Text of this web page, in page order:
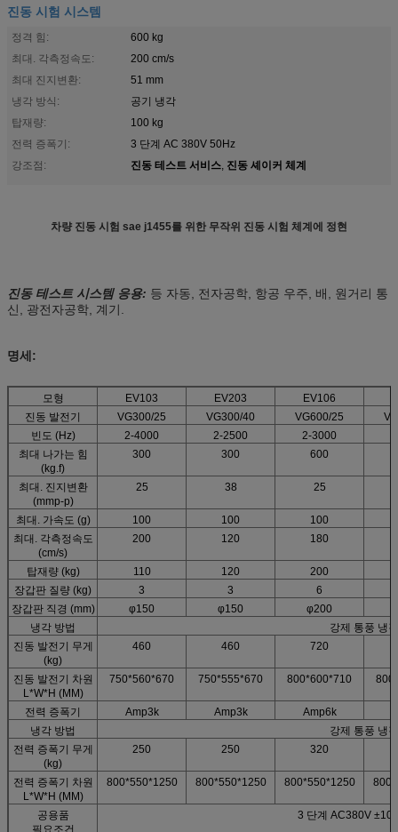
진동 시험 시스템
정격 힘:
600 kg
최대. 각측정속도:
200 cm/s
최대 진지변환:
51 mm
냉각 방식:
공기 냉각
탑재량:
100 kg
전력 증폭기:
3 단계 AC 380V 50Hz
강조점:
진동 테스트 서비스, 진동 셰이커 체계
차량 진동 시험 sae j1455를 위한 무작위 진동 시험 체계에 정현
진동 테스트시스템 응용: 등 자동, 전자공학, 항공 우주, 배, 원거리 통
신, 광전자공학, 계기.
명세:
모형 EV103 EV203 EV106
진동 발전기
VG300/25 VG300/40 VG600/25
빈도 (Hz)
2-4000 2-2500 2-3000
최대 나가는 힘
(kg.f)
300 300 600
최대. 진지변환
(mmp-p)
25 38 25
최대. 가속도 (g) 100 100
100
최대. 각측정속도
(cm/s)
200 120 180
탑재량 (kg) 110 120
200
장갑판 질량 (kg)
3 3
6
장갑판 직경 (mm)
φ150 φ150 φ200
냉각 방법
강제 통풍 냉각
진동 발전기 무게
(kg)
460 460 720
진동 발전기 차원
L*W*H (MM)
750*560*670 750*555*670 800*600*710
전력 증폭기 Amp3k Amp3k Amp6k
냉각 방법
강제 통풍 냉각
전력 증폭기 무게
(kg)
250 250 320
전력 증폭기 차원
L*W*H (MM)
800*550*1250 800*550*1250 800*550*1250
공용품
필요조건
3 단계 AC380V